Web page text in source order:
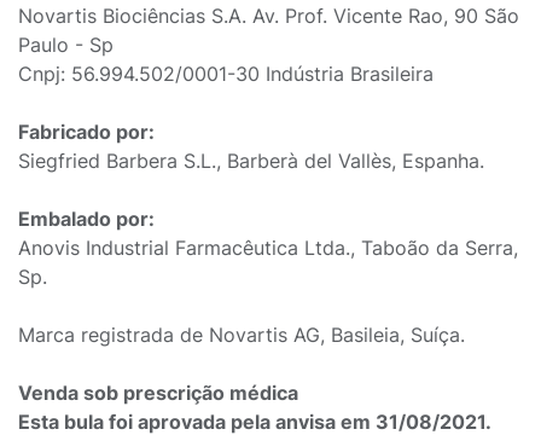
Novartis Biociências S.A. Av. Prof. Vicente Rao, 90 São
Paulo - Sp
Cnpj: 56.994.502/0001-30 Indústria Brasileira
Fabricado por:
Siegfried Barbera S.L., Barberà del Vallès, Espanha.
Embalado por:
Anovis Industrial Farmacêutica Ltda., Taboão da Serra,
Sp.
Marca registrada de Novartis AG, Basileia, Suíça.
Venda sob prescrição médica
Esta bula foi aprovada pela anvisa em 31/08/2021.